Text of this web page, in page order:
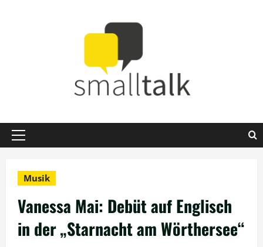
Primäres
Musik
Vanessa Mai: Debüt auf Englisch
in der „Starnacht am Wörthersee“